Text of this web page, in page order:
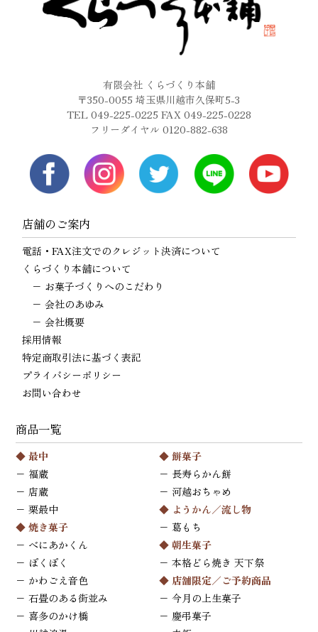
有限会社 くらづくり本舗
〒350-0055 埼玉県川越市久保町5-3
TEL 049-225-0225 FAX 049-225-0228
フリーダイヤル 0120-882-638
店舗のご案内
電話・FAX注文でのクレジット決済について
くらづくり本舗について
− お菓子づくりへのこだわり
−会社のあゆみ
−会社概要
採用情報
特定商取引法に基づく表記
プライバシーポリシー
お問い合わせ
商品一覧
◆最中
−福蔵
− 店蔵
−栗最中
◆焼き菓子
− べにあかくん
− ぽくぽく
− かわごえ音色
−石畳のある街並み
− 喜多のかけ橋
◆ 餅菓子
− 長寿らかん餅
− 河越おちゃめ
◆ ようかん／流し物
− 葛もち
◆ 朝生菓子
− 本格どら焼き 天下祭
◆ 店舗限定／ご予約商品
− 今月の上生菓子
− 慶弔菓子